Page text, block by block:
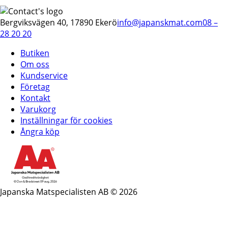
Bergviksvägen 40, 17890 Ekeröinfo@japanskmat.com08 –
28 20 20
Butiken
Om oss
Kundservice
Företag
Kontakt
Varukorg
Inställningar för cookies
Ångra köp
Japanska Matspecialisten AB © 2026